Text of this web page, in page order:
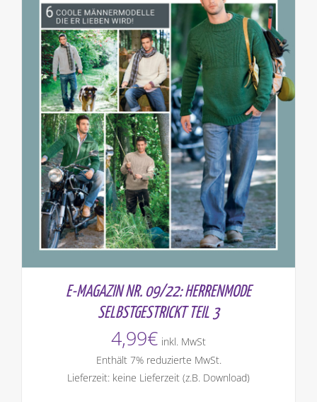
E-MAGAZIN NR. 09/22: HERRENMODE
SELBSTGESTRICKT TEIL 3
4,99€ inkl. MwSt
Enthält 7% reduzierte MwSt.
Lieferzeit: keine Lieferzeit (z.B. Download)